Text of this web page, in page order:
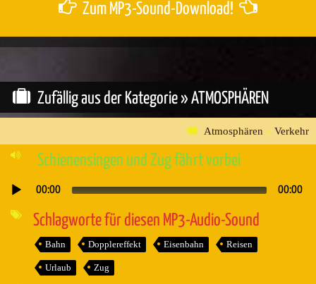
Zum MP3-Sound-Download!
Zufällig aus der Kategorie » ATMOSPHÄREN
Atmosphären » Verkehr
Schienensingen und Zug fährt vorbei
Audio-
00:00 00:00
Schlagworte für diesen MP3-Audio-Sound
Bahn Dopplereffekt Eisenbahn Reisen
Urlaub Zug